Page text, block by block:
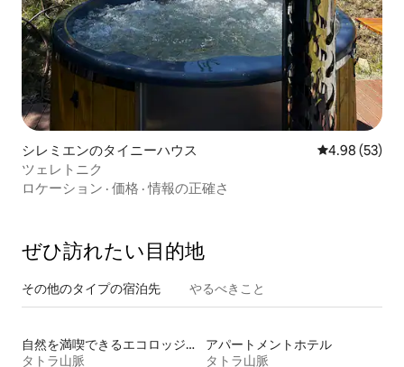
シレミエンのタイニーハウス レビュー53
4.98 (53)
ツェレトニク
ロケーション · 価格 ·情報の正確さ
ぜひ訪⁠れ⁠た⁠い目⁠的⁠地
その他のタ⁠イ⁠プ⁠の宿⁠泊⁠先 やるべきこと
自然を満喫できるエコロッジの宿泊施設
タトラ山脈
アパートメントホテル
タトラ山脈